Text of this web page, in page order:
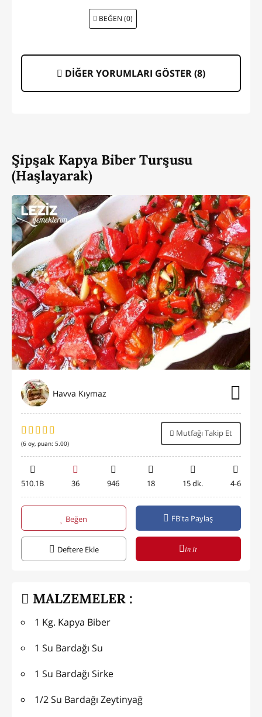
BEĞEN (0)
DİĞER YORUMLARI GÖSTER (8)
Şipşak Kapya Biber Turşusu
(Haşlayarak)
Havva Kıymaz
(6 oy, puan: 5.00)
Mutfağı Takip Et
510.1B 36 946 18 15 dk. 4-6
Beğen FB'ta Paylaş
Deftere Ekle in it
MALZEMELER :
1 Kg. Kapya Biber
1 Su Bardağı Su
1 Su Bardağı Sirke
1/2 Su Bardağı Zeytinyağ